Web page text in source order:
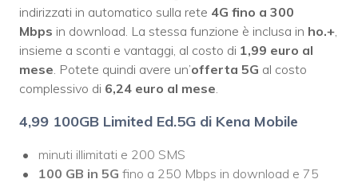
indirizzati in automatico sulla rete 4G fino a 300
Mbps in download. La stessa funzione è inclusa in ho.+
insieme a sconti e vantaggi, al costo di 1,99 euro al
mese . Potete quindi avere un’offerta 5G al costo
complessivo di 6,24 euro al mese
4,99 100GB Limited Ed.5G di Kena Mobile
minuti illimitati e 200 SMS
100 GB in 5G fino a 250 Mbps in download e 75